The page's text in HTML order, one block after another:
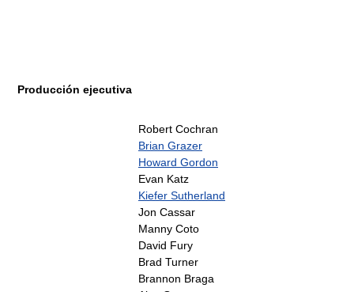
Producción ejecutiva
Robert Cochran
Brian Grazer
Howard Gordon
Evan Katz
Kiefer Sutherland
Jon Cassar
Manny Coto
David Fury
Brad Turner
Brannon Braga